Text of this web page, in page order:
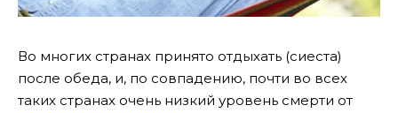
Во многих странах принято отдыхать (сиеста)
после обеда, и, по совпадению, почти во всех
таких странах очень низкий уровень смерти от